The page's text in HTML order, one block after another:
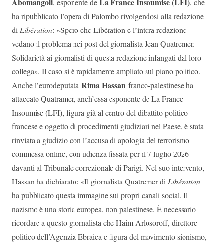
Abomangoli, esponente deLa France Insoumise (LFI), che
ha ripubblicato l’opera di Palombo rivolgendosi alla redazione
diLibération: «Spero che Libération e l’intera redazione
vedano il problema nei post del giornalista Jean Quatremer.
Solidarietà ai giornalisti di questa redazione infangati dal loro
collega». Il caso si è rapidamente ampliato sul piano politico.
Anche l’eurodeputata Rima Hassan franco-palestinese ha
attaccato Quatramer, anch’essa esponente de La France
Insoumise (LFI), figura già al centro del dibattito politico
francese e oggetto di procedimenti giudiziari nel Paese, è stata
rinviata a giudizio con l’accusa di apologia del terrorismo
commessa online, con udienza fissata per il 7 luglio 2026
davanti al Tribunale correzionale di Parigi. Nel suo intervento,
Hassan ha dichiarato: «Il giornalista Quatremer diLibération
ha pubblicato questa immagine sui propri canali social. Il
nazismo è una storia europea, non palestinese. È necessario
ricordare a questo giornalista che Haim Arlosoroff, direttore
politico dell’Agenzia Ebraica e figura del movimento sionismo,